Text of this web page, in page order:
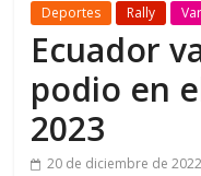
Deportes Rally
Ecuador
podio en
2023
20 de diciembre de 2022